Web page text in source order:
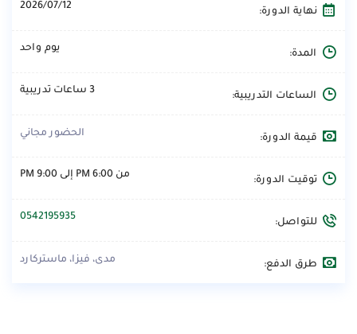
نهاية الدورة: 2026/07/12
المدة: يوم واحد
الساعات التدريبية: 3 ساعات تدريبية
قيمة الدورة: الحضور مجاني
توقيت الدورة: من 6:00 PM إلى 9:00 PM
للتواصل: 0542195935
طرق الدفع: مدى، فيزا، ماستركارد